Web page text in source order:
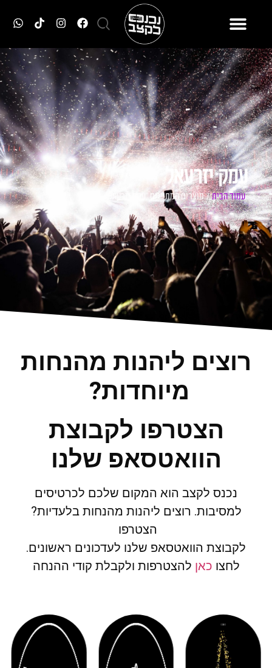
עמק יזרעאל
עמוד הבית/ מוצרים המתויגים “עמק יזרעאל”
רוצים ליהנות מהנחות
מיוחדות?
הצטרפו לקבוצת
הוואטסאפ שלנו
נכנס לקצב הוא המקום שלכם לכרטיסים
למסיבות. רוצים ליהנות מהנחות בלעדיות?
הצטרפו
לקבוצת הוואטסאפ שלנו לעדכונים ראשונים.
לחצו כאן להצטרפות ולקבלת קודי ההנחה
( 20 )
( 11 )